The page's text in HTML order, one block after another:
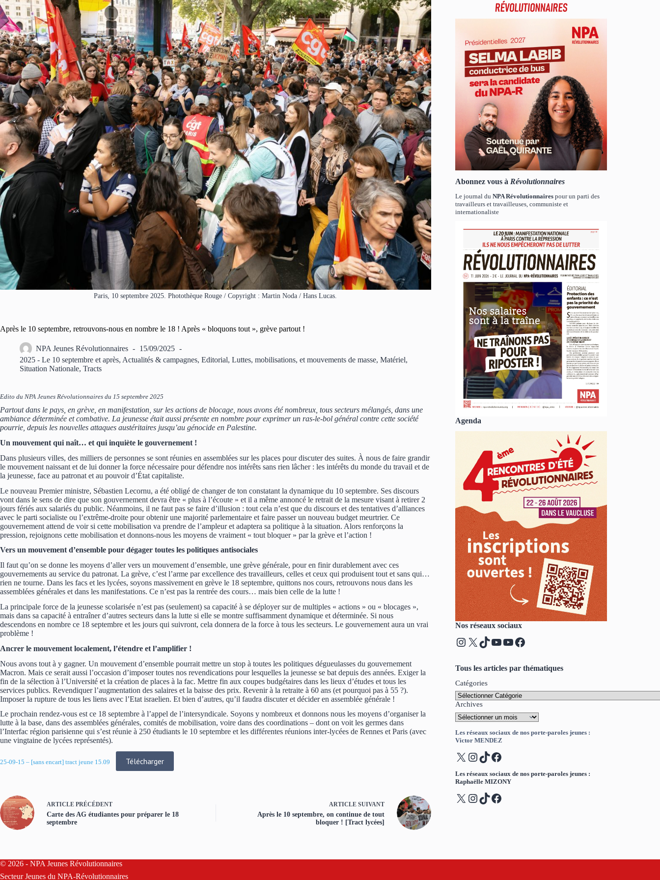
Paris, 10 septembre 2025. Photothèque Rouge / Copyright : Martin Noda / Hans Lucas.
Après le 10 septembre, retrouvons-nous en nombre le 18 ! Après « bloquons tout », grève partout !
NPA Jeunes Révolutionnaires
15/09/2025
2025 - Le 10 septembre et après, Actualités & campagnes, Editorial, Luttes, mobilisations, et mouvements de masse, Matériel,
Situation Nationale, Tracts
Edito du NPA Jeunes Révolutionnaires du 15 septembre 2025
Partout dans le pays, en grève, en manifestation, sur les actions de blocage, nous avons été nombreux, tous secteurs mélangés, dans une
ambiance déterminée et combative. La jeunesse était aussi présente en nombre pour exprimer un ras-le-bol général contre cette société
pourrie, depuis les nouvelles attaques austéritaires jusqu’au génocide en Palestine.
Un mouvement qui naît… et qui inquiète le gouvernement !
Dans plusieurs villes, des milliers de personnes se sont réunies en assemblées sur les places pour discuter des suites. À nous de faire grandir
le mouvement naissant et de lui donner la force nécessaire pour défendre nos intérêts sans rien lâcher : les intérêts du monde du travail et de
la jeunesse, face au patronat et au pouvoir d’État capitaliste.
Le nouveau Premier ministre, Sébastien Lecornu, a été obligé de changer de ton constatant la dynamique du 10 septembre. Ses discours
vont dans le sens de dire que son gouvernement devra être « plus à l’écoute » et il a même annoncé le retrait de la mesure visant à retirer 2
jours fériés aux salariés du public. Néanmoins, il ne faut pas se faire d’illusion : tout cela n’est que du discours et des tentatives d’alliances
avec le parti socialiste ou l’extrême-droite pour obtenir une majorité parlementaire et faire passer un nouveau budget meurtrier. Ce
gouvernement attend de voir si cette mobilisation va prendre de l’ampleur et adaptera sa politique à la situation. Alors renforçons la
pression, rejoignons cette mobilisation et donnons-nous les moyens de vraiment « tout bloquer » par la grève et l’action !
Vers un mouvement d’ensemble pour dégager toutes les politiques antisociales
Il faut qu’on se donne les moyens d’aller vers un mouvement d’ensemble, une grève générale, pour en finir durablement avec ces
gouvernements au service du patronat. La grève, c’est l’arme par excellence des travailleurs, celles et ceux qui produisent tout et sans qui…
rien ne tourne. Dans les facs et les lycées, soyons massivement en grève le 18 septembre, quittons nos cours, retrouvons nous dans les
assemblées générales et dans les manifestations. Ce n’est pas la rentrée des cours… mais bien celle de la lutte !
La principale force de la jeunesse scolarisée n’est pas (seulement) sa capacité à se déployer sur de multiples « actions » ou « blocages »,
mais dans sa capacité à entraîner d’autres secteurs dans la lutte si elle se montre suffisamment dynamique et déterminée. Si nous
descendons en nombre ce 18 septembre et les jours qui suivront, cela donnera de la force à tous les secteurs. Le gouvernement aura un vrai
problème !
Ancrer le mouvement localement, l’étendre et l’amplifier !
Nous avons tout à y gagner. Un mouvement d’ensemble pourrait mettre un stop à toutes les politiques dégueulasses du gouvernement
Macron. Mais ce serait aussi l’occasion d’imposer toutes nos revendications pour lesquelles la jeunesse se bat depuis des années. Exiger la
fin de la sélection à l’Université et la création de places à la fac. Mettre fin aux coupes budgétaires dans les lieux d’études et tous les
services publics. Revendiquer l’augmentation des salaires et la baisse des prix. Revenir à la retraite à 60 ans (et pourquoi pas à 55 ?).
Imposer la rupture de tous les liens avec l’Etat israelien. Et bien d’autres, qu’il faudra discuter et décider en assemblée générale !
Le prochain rendez-vous est ce 18 septembre à l’appel de l’intersyndicale. Soyons y nombreux et donnons nous les moyens d’organiser la
lutte à la base, dans des assemblées générales, comités de mobilisation, voire dans des coordinations – dont on voit les germes dans
l’Interfac région parisienne qui s’est réunie à 250 étudiants le 10 septembre et les différentes réunions inter-lycées de Rennes et Paris (avec
une vingtaine de lycées représentés).
25-09-15 – [sans encart] tract jeune 15.09 Télécharger
ARTICLE PRÉCÉDENT
Carte des AG étudiantes pour préparer le 18
septembre
ARTICLESUIVANT
Après le 10 septembre, on continue de tout
bloquer ! [Tract lycées]
Abonnez vous à Révolutionnaires
Le journal duNPA Révolutionnaires pour un parti des
travailleurs et travailleuses, communiste et
internationaliste
Agenda
Nos réseaux sociaux
Instagram
X TikTok
YouTube
YouTube
Facebook
Tous les articles par thématiques
Catégories
Archives
Les réseaux sociaux de nos porte-paroles jeunes :
Victor MENDEZ
X Instagram
TikTok
Facebook
Les réseaux sociaux de nos porte-paroles jeunes :
Raphaëlle MIZONY
X Instagram
TikTok
Facebook
© 2026 - NPA Jeunes Révolutionnaires
Secteur Jeunes du NPA-Révolutionnaires